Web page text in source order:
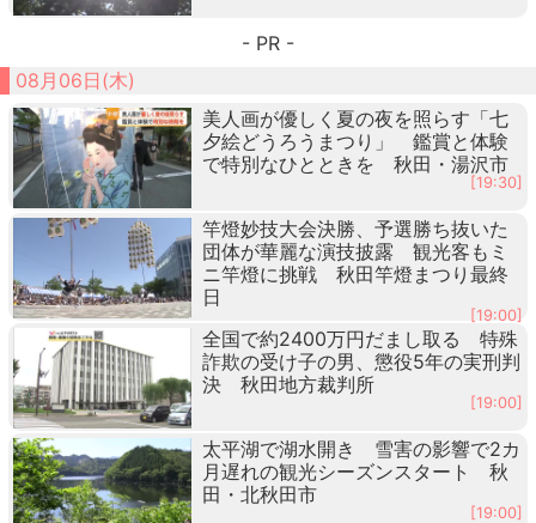
- PR -
08月06日(木)
美人画が優しく夏の夜を照らす「七
夕絵どうろうまつり」 鑑賞と体験
で特別なひとときを 秋田・湯沢市
[19:30]
竿燈妙技大会決勝、予選勝ち抜いた
団体が華麗な演技披露 観光客もミ
ニ竿燈に挑戦 秋田竿燈まつり最終
日
[19:00]
全国で約2400万円だまし取る 特殊
詐欺の受け子の男、懲役5年の実刑判
決 秋田地方裁判所
[19:00]
太平湖で湖水開き 雪害の影響で2カ
月遅れの観光シーズンスタート 秋
田・北秋田市
[19:00]